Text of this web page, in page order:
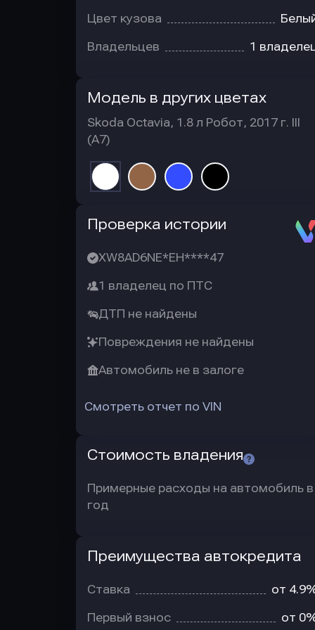
Цвет кузова
Владельцев 1
Модель в других цветах
Skoda Octavia, 1.8 л Робот, 2017 г. III
(A7)
Проверка истории
XW8AD6NE*EH****47
1 владелец по ПТС
ДТП не найдены
Повреждения не найдены
Автомобиль не в залоге
Смотреть отчет по VIN
Стоимость владения
Примерные расходы на автомобиль в
год
Преимущества автокредита
Ставка от
Первый взнос от